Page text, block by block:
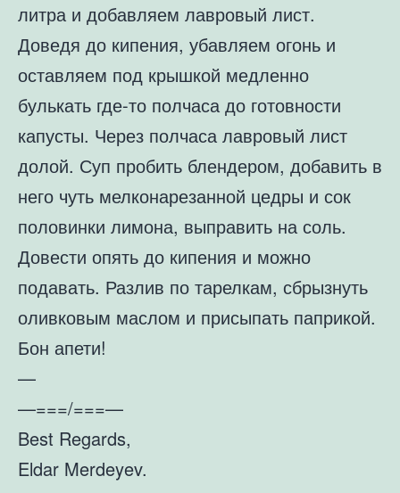
литра и добавляем лавровый лист.
Доведя до кипения, убавляем огонь и
оставляем под крышкой медленно
булькать где-то полчаса до готовности
капусты. Через полчаса лавровый лист
долой. Суп пробить блендером, добавить в
него чуть мелконарезанной цедры и сок
половинки лимона, выправить на соль.
Довести опять до кипения и можно
подавать. Разлив по тарелкам, сбрызнуть
оливковым маслом и присыпать паприкой.
Бон апети!
—
—===/===—
Best Regards,
Eldar Merdeyev.